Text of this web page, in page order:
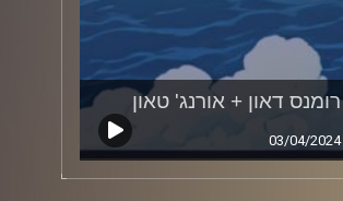
רומנס דאון + אורנג' טאון
03/04/2024